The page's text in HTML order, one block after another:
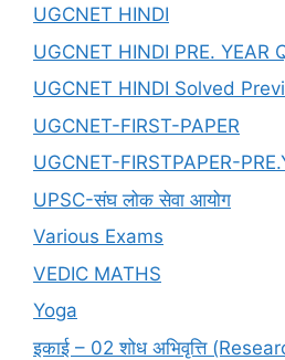
UGCNET HINDI
UGCNET HINDI PRE. YEAR
UGCNET HINDI Solved
UGCNET-FIRST-PAPER
UGCNET-FIRSTPAPER-
UPSC-संघ लोक सेवा आयोग
Various Exams
VEDIC MATHS
Yoga
इकाई – 02 शोध अभिवृत्ति